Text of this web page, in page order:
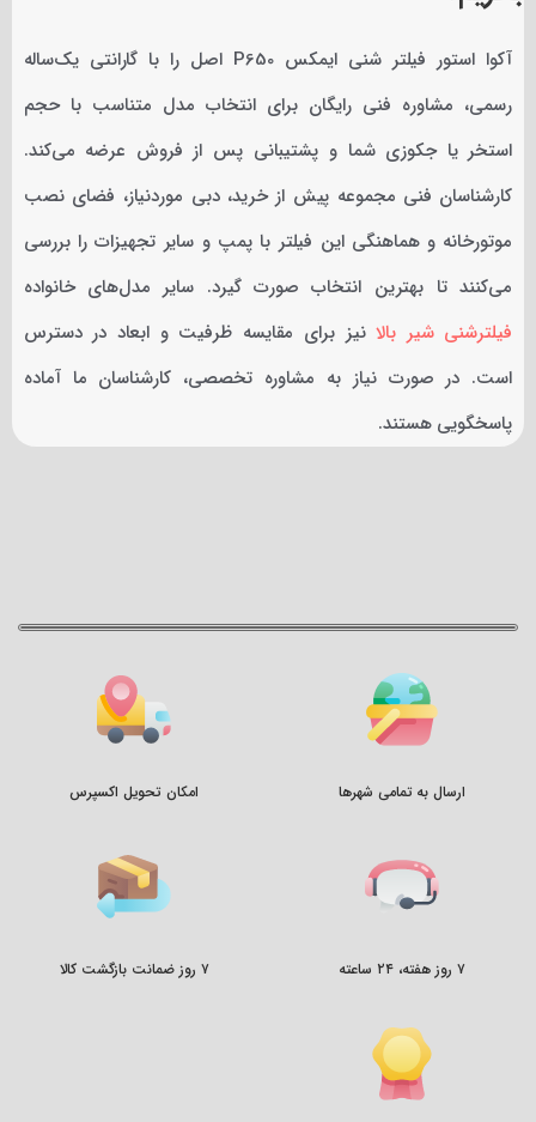
آکوا استور فیلتر شنی ایمکس P650 اصل را با گارانتی یک‌ساله
رسمی، مشاوره فنی رایگان برای انتخاب مدل متناسب با حجم
استخر یا جکوزی شما و پشتیبانی پس از فروش عرضه می‌کند.
کارشناسان فنی مجموعه پیش از خرید، دبی موردنیاز، فضای نصب
موتورخانه و هماهنگی این فیلتر با پمپ و سایر تجهیزات را بررسی
می‌کنند تا بهترین انتخاب صورت گیرد. سایر مدل‌های خانواده
فیلترشنی شیر بالانیز برای مقایسه ظرفیت و ابعاد در دسترس
است. در صورت نیاز به مشاوره تخصصی، کارشناسان ما آماده
پاسخگویی هستند.
ارسال به تمامی شهرها امکان تحویل اکسپرس
۷ روز هفته، ۲۴ ساعته ۷ روز ضمانت بازگشت کالا